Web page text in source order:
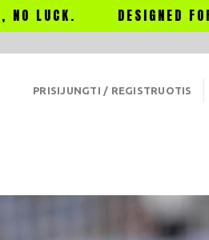
DESIGNED FOR TEAMS
PRISIJUNGTI / REGISTRUOTIS